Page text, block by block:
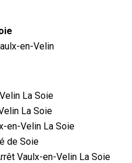
en-Velin
La Soie
La Soie
en-Velin La Soie
de Soie
Vaulx-en-Velin La Soie